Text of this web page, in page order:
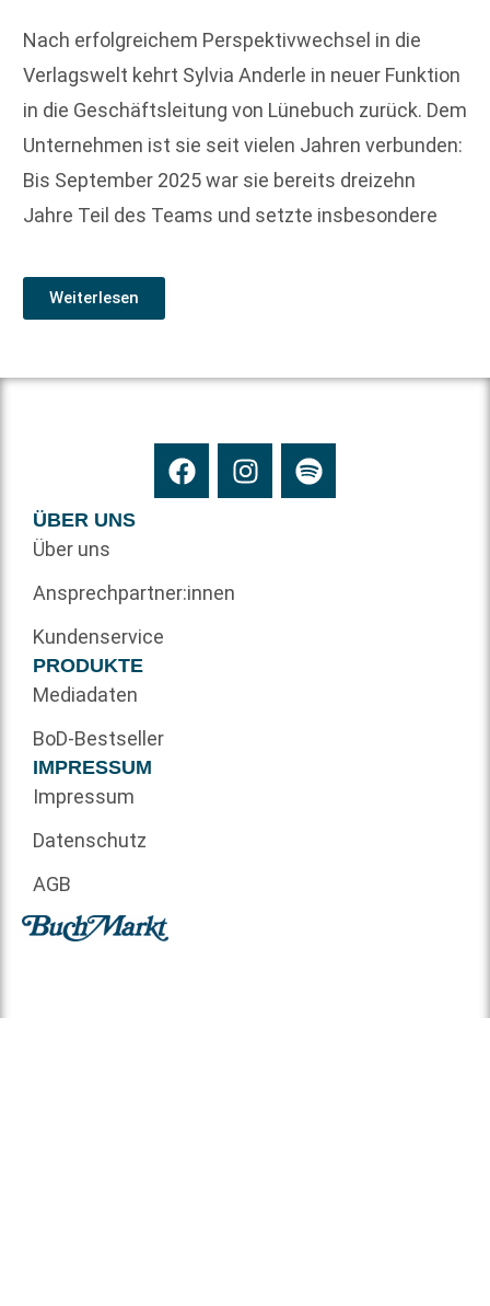
Nach erfolgreichem Perspektivwechsel in die
Verlagswelt kehrt Sylvia Anderle in neuer Funktion
in die Geschäftsleitung von Lünebuch zurück. Dem
Unternehmen ist sie seit vielen Jahren verbunden:
Bis September 2025 war sie bereits dreizehn
Jahre Teil des Teams und setzte insbesondere
Weiterlesen
ÜBER UNS
Über uns
Ansprechpartner:innen
Kundenservice
PRODUKTE
Mediadaten
BoD-Bestseller
IMPRESSUM
Impressum
Datenschutz
AGB